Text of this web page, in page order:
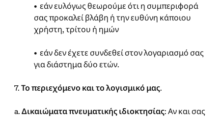
• εάν ευλόγως θεωρούμε ότι η συμπεριφορά
σας προκαλεί βλάβη ή την ευθύνη κάποιου
χρήστη, τρίτου ή ημών
• εάν δεν έχετε συνδεθεί στον λογαριασμό σας
για διάστημα δύο ετών.
7.Το περιεχόμενο και το λογισμικό μας.
a.Δικαιώματα πνευματικής ιδιοκτησίας: Αν και σας